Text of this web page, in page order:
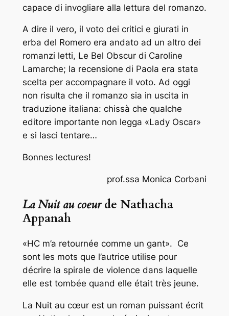
capace di invogliare alla lettura del romanzo.
A dire il vero, il voto dei critici e giurati in
erba del Romero era andato ad un altro dei
romanzi letti, Le Bel Obscurdi Caroline
Lamarche; la recensione di Paola era stata
scelta per accompagnare il voto. Ad oggi
non risulta che il romanzo sia in uscita in
traduzione italiana: chissà che qualche
editore importante non legga «Lady Oscar»
e si lasci tentare…
Bonnes lectures!
prof.ssa Monica Corbani
La Nuit au coeurde Nathacha
Appanah
«HC m’a retournée comme un gant». Ce
sont les mots que l’autrice utilise pour
décrire la spirale de violence dans laquelle
elle est tombée quand elle était très jeune.
La Nuit au cœur est un roman puissant écrit